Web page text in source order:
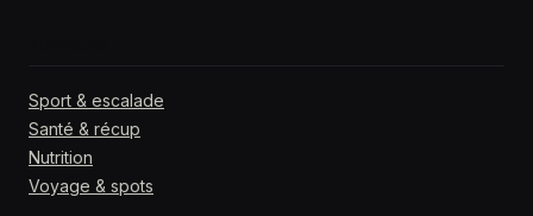
Sport & escalade
Santé & récup
Nutrition
Voyage & spots